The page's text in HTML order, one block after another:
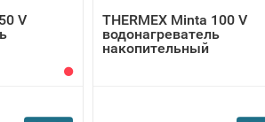
V
THERMEX Minta 100 V
водонагреватель
накопительный